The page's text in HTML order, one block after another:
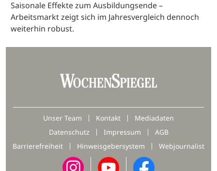
Saisonale Effekte zum Ausbildungsende –
Arbeitsmarkt zeigt sich im Jahresvergleich dennoch
weiterhin robust.
Unser Team Kontakt
Mediadaten
Datenschutz
Impressum
AGB
Barrierefreiheit
Hinweisgebersystem Webjournalist